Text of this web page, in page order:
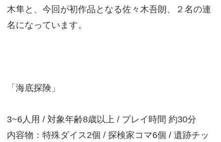
木隼と、今回が初作品となる佐々木吾朗、２名の連
名になっています。
「海底探険」
3~6人用 / 対象年齢8歳以上 / プレイ時間 約30分
内容物：特殊ダイス2個 / 探検家コマ6個 / 遺跡チッ